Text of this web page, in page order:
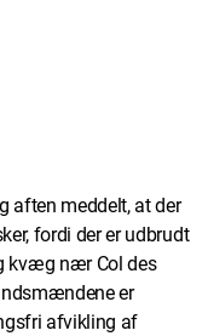
aften meddelt, at der
fordi der er udbrudt
kvæg nær Col des
er
afvikling af